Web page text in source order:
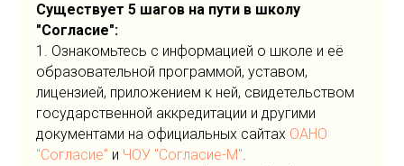
Существует 5 шагов на пути в школу
"Согласие":
1. Ознакомьтесь с информацией о школе и её
образовательной программой, уставом,
лицензией, приложением к ней, свидетельством
государственной аккредитации и другими
документами на официальных сайтах ОАНО
"Согласие" и ЧОУ "Согласие-М".